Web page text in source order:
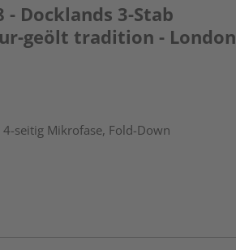
Docklands 3-Stab
geölt tradition - London
seitig Mikrofase, Fold-Down